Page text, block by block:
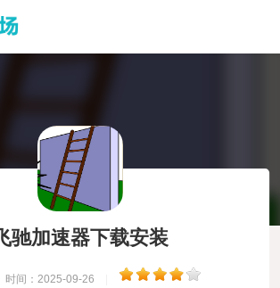
飞驰加速器下载安装
时间：2025-09-26